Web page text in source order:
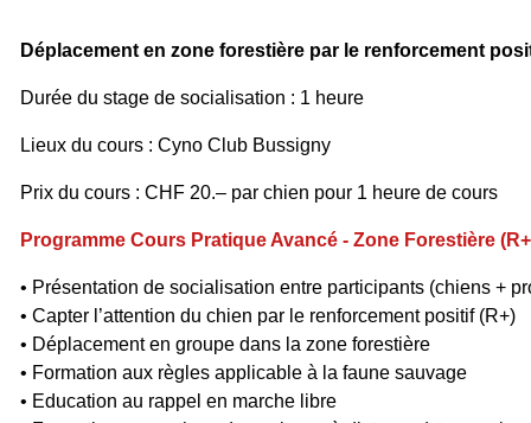
Déplacement en zone forestière par le renforcement
Durée du stage de socialisation : 1 heure
Lieux du cours : Cyno Club Bussigny
Prix du cours : CHF 20.– par chien pour 1 heure de cours
Programme Cours Pratique Avancé - Zone Forestière
• Présentation de socialisation entre participants (chiens +
• Capter l’attention du chien par le renforcement positif (R+)
• Déplacement en groupe dans la zone forestière
• Formation aux règles applicable à la faune sauvage
• Education au rappel en marche libre